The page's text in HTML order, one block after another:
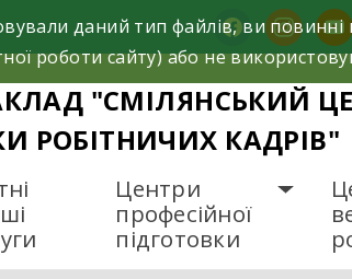
facebookinstagram
"СМІЛЯНСЬКИЙ
РОБІТНИЧИХ КАДРІВ"
Центри
професійної
підготовки
даний тип файлів, ви повинні
роботи сайту) або не